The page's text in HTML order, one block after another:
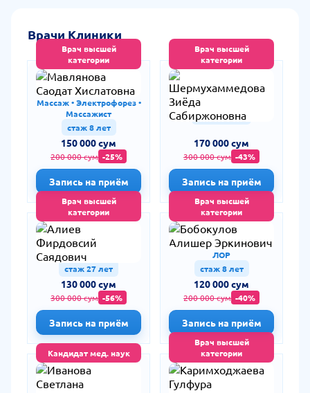
признаниемсреди тех, кто ценит заботу, комфорт и
уверенность в результате.
Врачи Клиники
Врач высшей
категории
Мавлянова Саодат
Хислатовна
Массаж • Электрофорез •
Массажист
стаж 8 лет
150 000 сум
200 000 сум -25%
Запись на приём
Врач высшей
категории
Шермухаммедова
Зиёда Сабиржоновна
Гинеколог
стаж 30 лет
170 000 сум
300 000 сум -43%
Запись на приём
Врач высшей
категории
Алиев Фирдовсий
Саядович
Педиатр
стаж 27 лет
130 000 сум
300 000 сум -56%
Запись на приём
Врач высшей
категории
Бобокулов Алишер
Эркинович
ЛОР
стаж 8 лет
120 000 сум
200 000 сум -40%
Запись на приём
Кандидат мед. наук
Иванова Светлана
Николаевна
Врач высшей
категории
Каримходжаева
Гулфура